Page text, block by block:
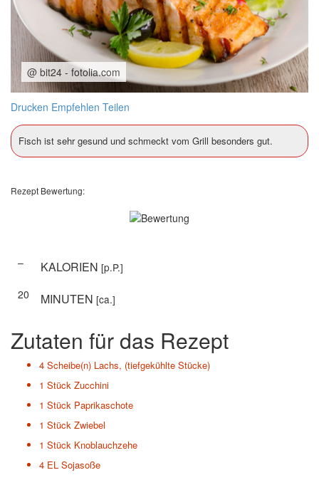
@ bit24 - fotolia.com
Drucken Empfehlen Teilen
Fisch ist sehr gesund und schmeckt vom Grill besonders gut.
Rezept Bewertung:
– KALORIEN [p.P.]
20
MINUTEN [ca.]
Zutaten für das Rezept
4 Scheibe(n) Lachs, (tiefgekühlte Stücke)
1 Stück Zucchini
1 Stück Paprikaschote
1 Stück Zwiebel
1 Stück Knoblauchzehe
4 EL Sojasoße